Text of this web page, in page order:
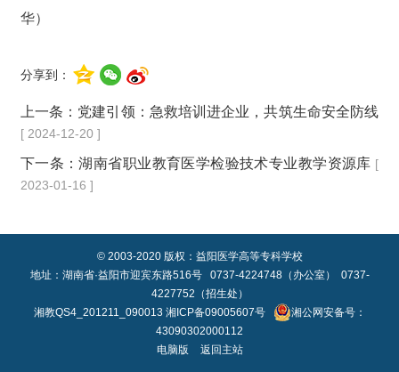
华）
分享到：
上一条： 党建引领：急救培训进企业，共筑生命安全防线
[ 2024-12-20 ]
下一条：湖南省职业教育医学检验技术专业教学资源库 [
2023-01-16 ]
© 2003-2020 版权：益阳医学高等专科学校
地址：湖南省·益阳市迎宾东路516号 0737-4224748（办公室） 0737-
4227752（招生处）
湘教QS4_201211_090013 湘ICP备09005607号
湘公网安备号：
43090302000112
电脑版
返回主站